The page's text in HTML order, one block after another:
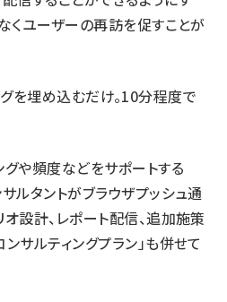
くユーザーの再訪を促すことが
を埋め込むだけ。10分程度で
や頻度などをサポートする
ルタントがブラウザプッシュ通
設計、レポート配信、追加施策
サルティングプラン」も併せて